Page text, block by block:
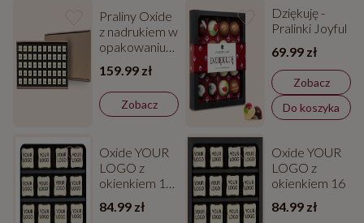
Praliny Oxide
z nadrukiem w
opakowaniu
zbiorczym
159.99 zł
Zobacz
Dziękuję -
Pralinki Joyful
69.99 zł
Zobacz
Do koszyka
Oxide YOUR
LOGO z
okienkiem 16
w białym
kartoniku
84.99 zł
Oxide YOUR
LOGO z
okienkiem 16
84.99 zł